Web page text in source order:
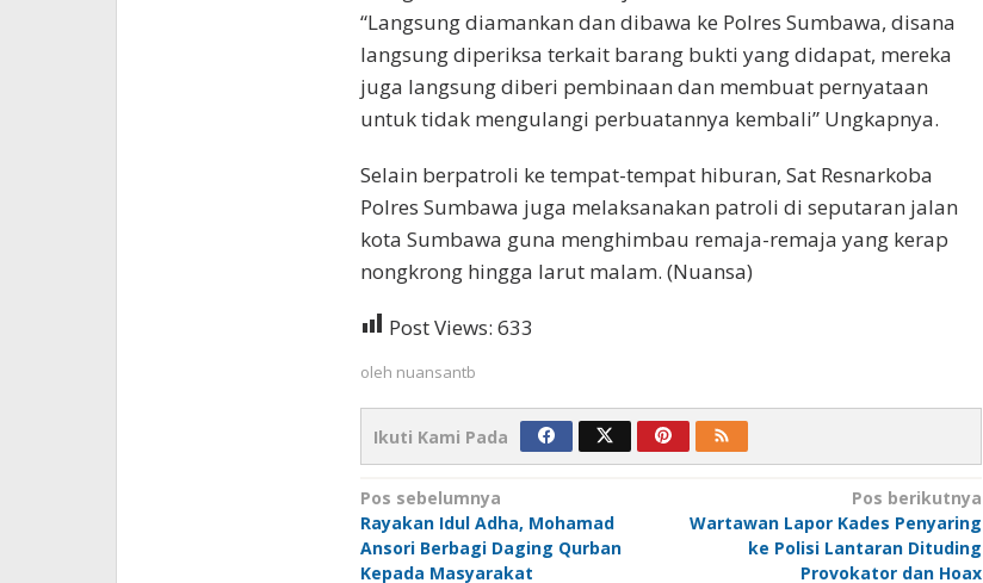
“Langsung diamankan dan dibawa ke Polres Sumbawa, disana
langsung diperiksa terkait barang bukti yang didapat, mereka
juga langsung diberi pembinaan dan membuat pernyataan
untuk tidak mengulangi perbuatannya kembali” Ungkapnya.
Selain berpatroli ke tempat-tempat hiburan, Sat Resnarkoba
Polres Sumbawa juga melaksanakan patroli di seputaran jalan
kota Sumbawa guna menghimbau remaja-remaja yang kerap
nongkrong hingga larut malam. (Nuansa)
Post Views: 633
oleh nuansantb
Ikuti Kami Pada
Navigasi
pos
Pos sebelumnya
Rayakan Idul Adha, Mohamad
Ansori Berbagi Daging Qurban
Kepada Masyarakat
Pos berikutnya
Wartawan Lapor Kades Penyaring
ke Polisi Lantaran Dituding
Provokator dan Hoax